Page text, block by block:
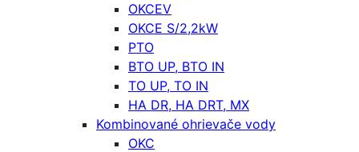
OKCEV
OKCE S/2,2kW
PTO
BTO UP, BTO IN
TO UP, TO IN
HA DR, HA DRT, MX
Kombinované ohrievače vody
OKC